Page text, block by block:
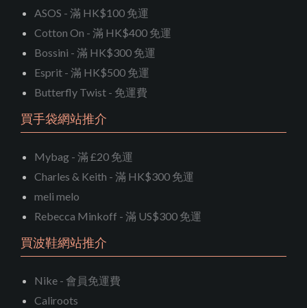
ASOS - 滿 HK$100 免運
Cotton On - 滿 HK$400 免運
Bossini - 滿 HK$300 免運
Esprit - 滿 HK$500 免運
Butterfly Twist - 免運費
買手袋網站推介
Mybag - 滿 £20 免運
Charles & Keith - 滿 HK$300 免運
meli melo
Rebecca Minkoff - 滿 US$300 免運
買波鞋網站推介
Nike - 會員免運費
Caliroots